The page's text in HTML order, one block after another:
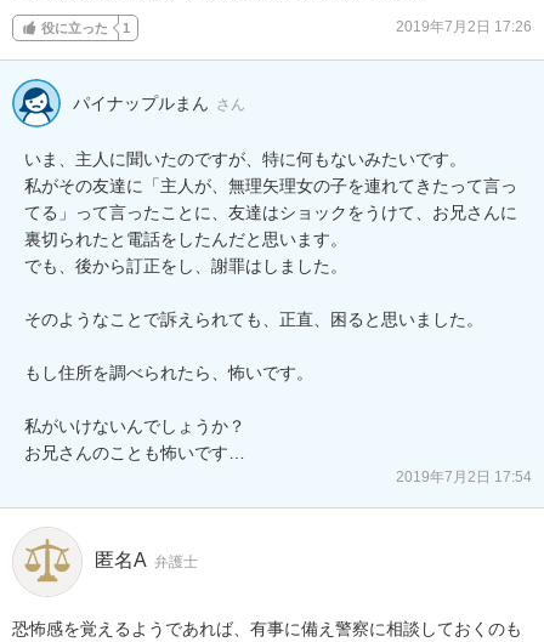
役に立った 1 2019年7月2日 17:26
パイナップルまん さん
いま、主人に聞いたのですが、特に何もないみたいです。
私がその友達に「主人が、無理矢理女の子を連れてきたって言っ
てる」って言ったことに、友達はショックをうけて、お兄さんに
裏切られたと電話をしたんだと思います。
でも、後から訂正をし、謝罪はしました。
そのようなことで訴えられても、正直、困ると思いました。
もし住所を調べられたら、怖いです。
私がいけないんでしょうか？
お兄さんのことも怖いです…
2019年7月2日 17:54
匿名A 弁護士
恐怖感を覚えるようであれば、有事に備え警察に相談しておくのも